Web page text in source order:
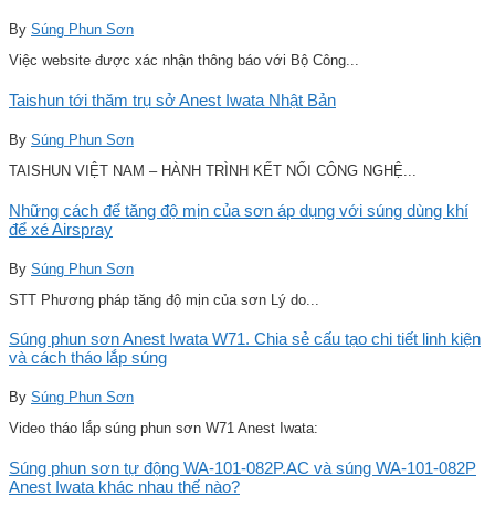
By Súng Phun Sơn
Việc website được xác nhận thông báo với Bộ Công...
Taishun tới thăm trụ sở Anest Iwata Nhật Bản
By Súng Phun Sơn
TAISHUN VIỆT NAM – HÀNH TRÌNH KẾT NỐI CÔNG NGHỆ...
Những cách để tăng độ mịn của sơn áp dụng với súng dùng khí
để xé Airspray
By Súng Phun Sơn
STT Phương pháp tăng độ mịn của sơn Lý do...
Súng phun sơn Anest Iwata W71. Chia sẻ cấu tạo chi tiết linh kiện
và cách tháo lắp súng
By Súng Phun Sơn
Video tháo lắp súng phun sơn W71 Anest Iwata:
Súng phun sơn tự động WA-101-082P.AC và súng WA-101-082P
Anest Iwata khác nhau thế nào?